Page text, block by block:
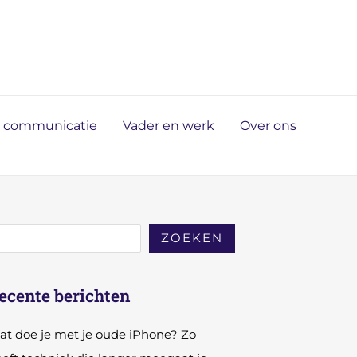
communicatie Vader en werk
Over ons
ZOEKEN
berichten
doe je met je oude iPhone? Zo